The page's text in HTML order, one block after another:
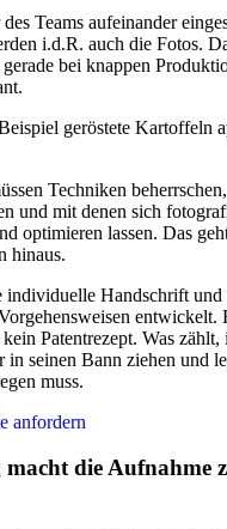
Teams aufeinander
i.d.R. auch die Fotos.
bei knappen
Techniken
und mit denen sich
optimieren lassen. Das
hinaus.
individuelle Handschrift
entwickelt.
Patentrezept. Was zählt,
in seinen Bann ziehen und
muss.
anfordern
macht die Aufnahme